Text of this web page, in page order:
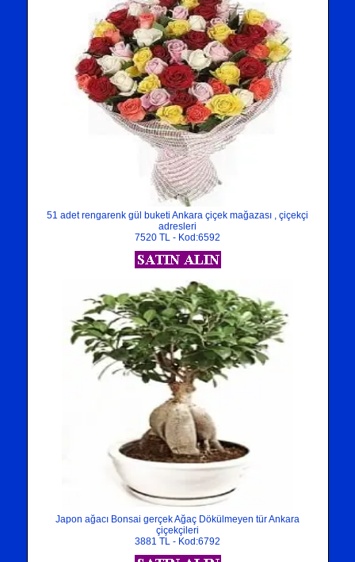
51 adet rengarenk gül buketi Ankara çiçek mağazası , çiçekçi
adresleri
7520 TL - Kod:6592
Japon ağacı Bonsai gerçek Ağaç Dökülmeyen tür Ankara
çiçekçileri
3881 TL - Kod:6792